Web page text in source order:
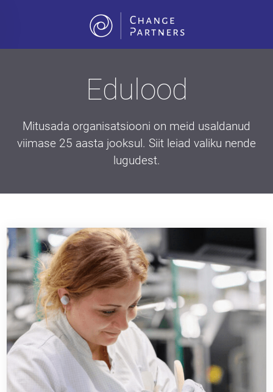
Skip to main content
Edulood
Mitusada organisatsiooni on meid usaldanud
viimase 25 aasta jooksul. Siit leiad valiku nende
lugudest.